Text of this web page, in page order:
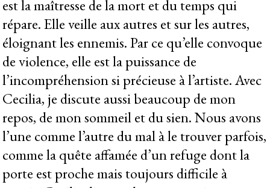
est la maîtresse de la mort et du temps qui
répare. Elle veille aux autres et sur les autres,
éloignant les ennemis. Par ce qu’elle convoque
de violence, elle est la puissance de
l’incompréhension si précieuse à l’artiste. Avec
Cecilia, je discute aussi beaucoup de mon
repos, de mon sommeil et du sien. Nous avons
l’une comme l’autre du mal à le trouver parfois,
comme la quête affamée d’un refuge dont la
porte est proche mais toujours difficile à